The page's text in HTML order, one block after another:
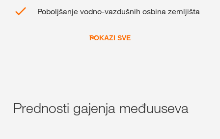
Poboljšanje vodno-vazdušnih osbina zemljišta
POKAZI SVE
Prednosti gajenja međuuseva